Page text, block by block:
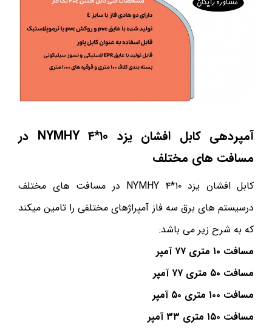
آمپردهی کابل افشان یزد ۱۰*۴ NYMHY در
مسافت های مختلف
کابل افشان یزد ۱۰*۴ NYMHY در مسافت های مختلف
درسیستم های برق سه فاز آمپراژهای مختلفی را تامین میکند
که به شرح زیر می باشد:
مسافت ۱۰ متری ۷۷ آمپر
مسافت ۵۰ متری ۷۷ آمپر
مسافت ۱۰۰ متری ۵۰ آمپر
مسافت ۱۵۰ متری ۳۳ آمپر